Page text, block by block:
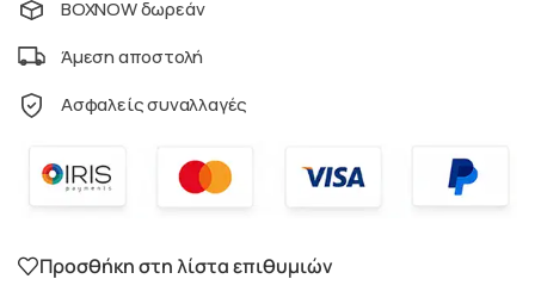
BOXNOW δωρεάν
Άμεση αποστολή
Ασφαλείς συναλλαγές
Προσθήκη στη λίστα επιθυμιών